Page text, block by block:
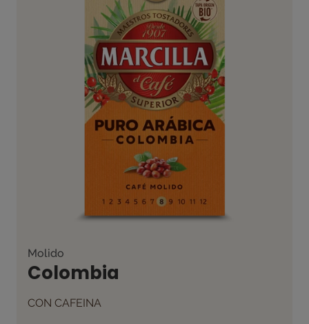
Molido
Colombia
CON CAFEINA